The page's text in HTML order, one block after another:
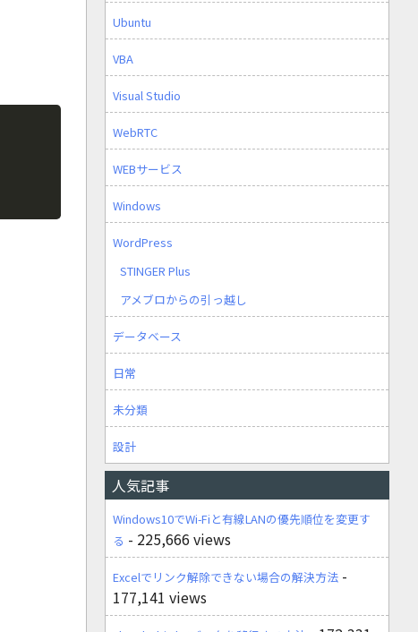
Ubuntu
VBA
Visual Studio
WebRTC
WEBサービス
Windows
WordPress
STINGER Plus
アメブロからの引っ越し
データベース
日常
未分類
設計
人気記事
Windows10でWi-Fiと有線LANの優先順位を変更す
る - 225,666 views
Excelでリンク解除できない場合の解決方法 -
177,141 views